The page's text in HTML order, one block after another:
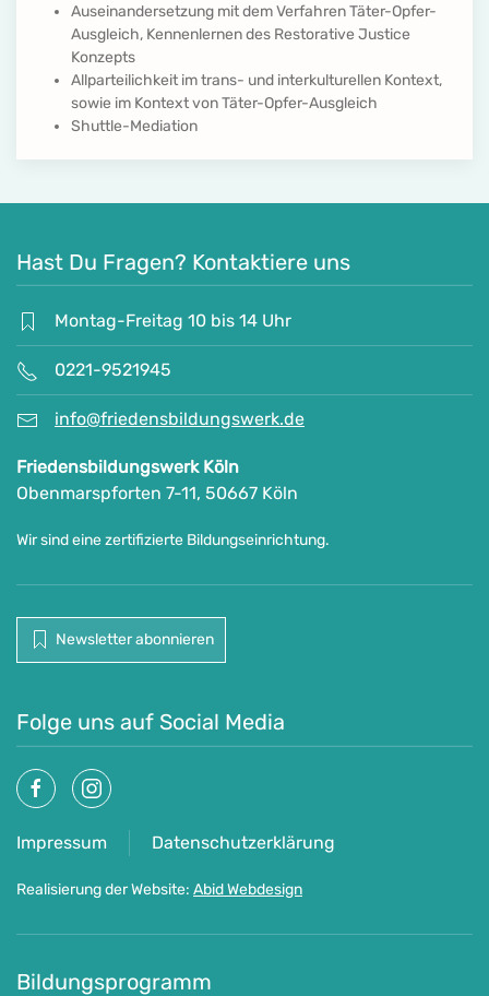
Auseinandersetzung mit dem Verfahren Täter-Opfer-
Ausgleich, Kennenlernen des Restorative Justice
Konzepts
Allparteilichkeit im trans- und interkulturellen Kontext,
sowie im Kontext von Täter-Opfer-Ausgleich
Shuttle-Mediation
Hast Du Fragen? Kontaktiere uns
Montag-Freitag 10 bis 14 Uhr
0221-9521945
info@friedensbildungswerk.de
Friedensbildungswerk Köln
Obenmarspforten 7-11, 50667 Köln
Wir sind eine zertifizierte Bildungseinrichtung.
Newsletter abonnieren
Folge uns auf Social Media
Impressum Datenschutzerklärung
Realisierung der Website: Abid Webdesign
Bildungsprogramm